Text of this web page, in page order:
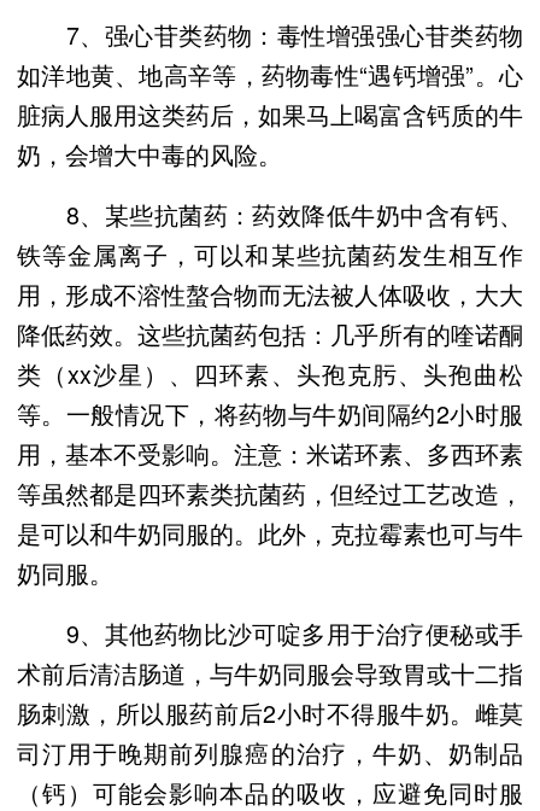
7、强心苷类药物：毒性增强强心苷类药物
如洋地黄、地高辛等，药物毒性“遇钙增强”。心
脏病人服用这类药后，如果马上喝富含钙质的牛
奶，会增大中毒的风险。
8、某些抗菌药：药效降低牛奶中含有钙、
铁等金属离子，可以和某些抗菌药发生相互作
用，形成不溶性螯合物而无法被人体吸收，大大
降低药效。这些抗菌药包括：几乎所有的喹诺酮
类（xx沙星）、四环素、头孢克肟、头孢曲松
等。一般情况下，将药物与牛奶间隔约2小时服
用，基本不受影响。注意：米诺环素、多西环素
等虽然都是四环素类抗菌药，但经过工艺改造，
是可以和牛奶同服的。此外，克拉霉素也可与牛
奶同服。
9、其他药物比沙可啶多用于治疗便秘或手
术前后清洁肠道，与牛奶同服会导致胃或十二指
肠刺激，所以服药前后2小时不得服牛奶。雌莫
司汀用于晚期前列腺癌的治疗，牛奶、奶制品
（钙）可能会影响本品的吸收，应避免同时服